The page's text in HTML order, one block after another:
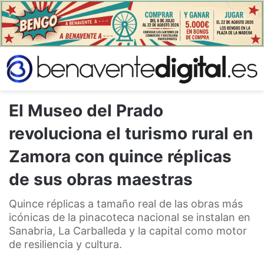
El Museo del Prado
revoluciona el turismo rural en
Zamora con quince réplicas
de sus obras maestras
Quince réplicas a tamaño real de las obras más
icónicas de la pinacoteca nacional se instalan en
Sanabria, La Carballeda y la capital como motor
de resiliencia y cultura.